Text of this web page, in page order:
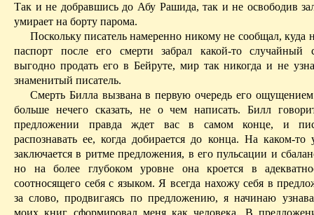
Так и не добравшисьдо Абу Рашида, так и не освободив
умирает на борту парома.
Поскольку писатель намеренно никому не сообщал, куда
паспорт после его смерти забрал какой-то случайный
выгодно продать его в Бейруте, мир так никогда и не
знаменитый писатель.
Смерть Билла вызвана в первую очередь его
больше нечего сказать, не о чем написать. Билл
предложении правда ждет вас в самом конце, и
распознавать ее, когда добирается до конца. На каком-то
заключается в ритме предложения, в его пульсации и
но на более глубоком уровне она кроется в
соотносящего себя с языком. Я всегда нахожу себя в
за слово, продвигаясь по предложению, я начинаю